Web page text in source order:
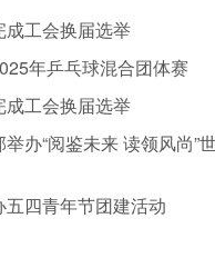
成工会换届选举
年乒乓球混合团体赛
成工会换届选举
办“阅鉴未来 读领风尚”
四青年节团建活动